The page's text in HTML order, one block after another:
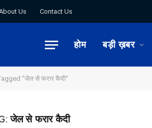
Us Contact Us
होम बड़ी ख़बर
"जेल से फरार कैदी"
जेल से फरार कैदी